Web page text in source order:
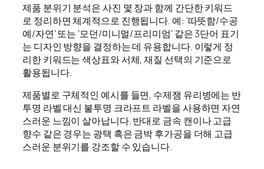
제품 분위기 분석은 사진 몇 장과 함께 간단한 키워드
로 정리하면 체계적으로 진행됩니다. 예: ‘따뜻함/수공
예/자연’ 또는 ‘모던/미니멀/프리미엄’ 같은 3단어 표기
는 디자인 방향을 결정하는 데 유용합니다. 이렇게 정
리한 키워드는 색상표와 서체, 재질 선택의 기준으로
활용됩니다.
제품별로 구체적인 예시를 들면, 수제잼 유리병에는 반
투명 라벨 대신 불투명 크라프트 라벨을 사용하면 자연
스러운 느낌이 살아납니다. 반대로 금속 캔이나 고급
향수 같은 경우는 광택 혹은 금박 후가공을 더해 고급
스러운 분위기를 강조할 수 있습니다.